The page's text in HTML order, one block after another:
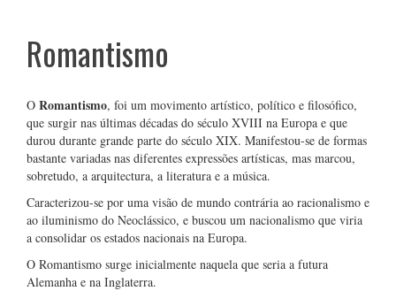
Romantismo
O Romantismo, foi um movimento artístico, político e filosófico,
que surgir nas últimas décadas do século XVIII na Europa e que
durou durante grande parte do século XIX. Manifestou-se de formas
bastante variadas nas diferentes expressões artísticas, mas marcou,
sobretudo, a arquitectura, a literatura e a música.
Caracterizou-se por uma visão de mundo contrária ao racionalismo e
ao iluminismo do Neoclássico, e buscou um nacionalismo que viria
a consolidar os estados nacionais na Europa.
O Romantismo surge inicialmente naquela que seria a futura
Alemanha e na Inglaterra.